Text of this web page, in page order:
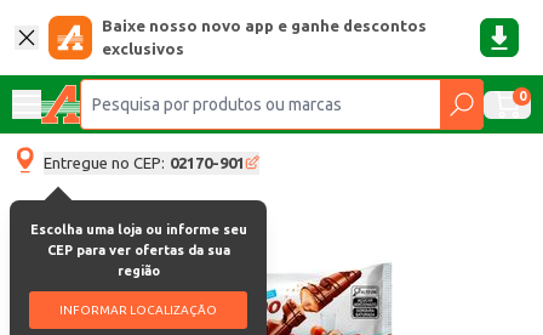
Baixe nosso novo app e ganhe descontos
exclusivos
0
Entregue no CEP: 02170-901
Escolha uma loja ou informe seu
CEP para ver ofertas da sua
região
INFORMAR LOCALIZAÇÃO